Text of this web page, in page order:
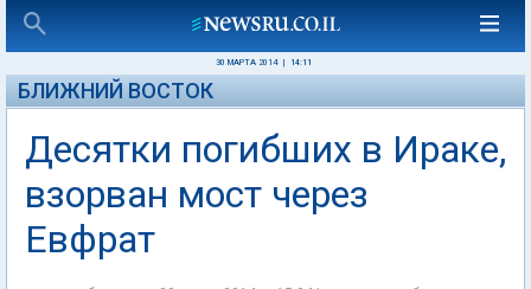
30 МАРТА 2014 14:11
БЛИЖНИЙ ВОСТОК
Десятки погибших в Ираке,
взорван мост через
Евфрат